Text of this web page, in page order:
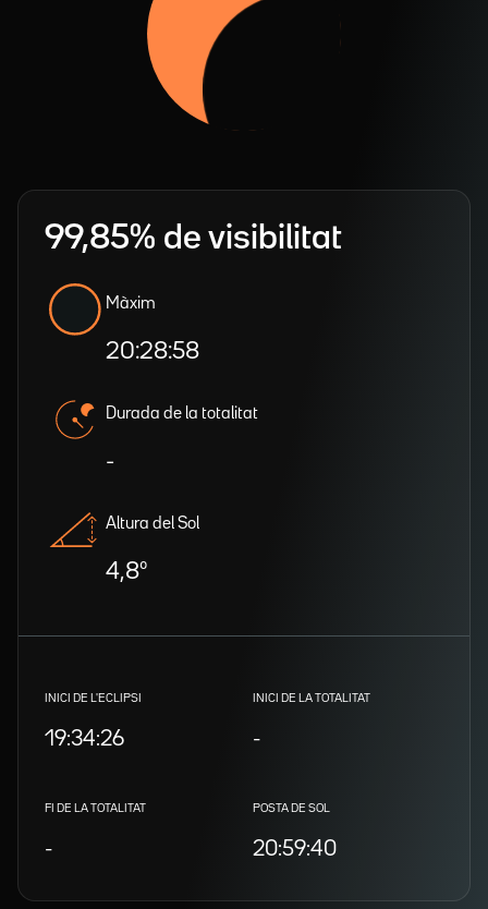
99,85% de visibilitat
Màxim
20:28:58
Durada de la totalitat
-
Altura del Sol
4,8º
INICI DE L'ECLIPSI
19:34:26
INICI DE LA TOTALITAT
-
FI DE LA TOTALITAT
-
POSTA DE SOL
20:59:40